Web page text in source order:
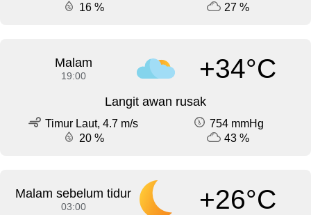
16 %
27 %
Malam
19:00 +34°C
Langit awan rusak
Timur Laut, 4.7 m/s
754 mmHg
20 %
43 %
Malam sebelum tidur
03:00 +26°C